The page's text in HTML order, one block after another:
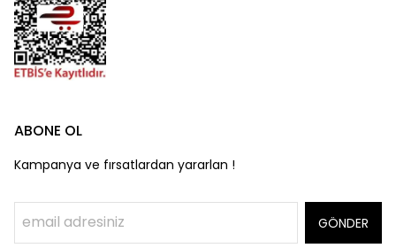
ABONE OL
Kampanya ve fırsatlardan yararlan !
GÖNDER